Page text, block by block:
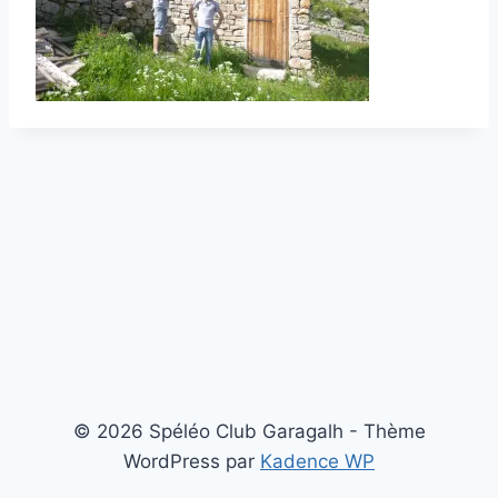
© 2026 Spéléo Club Garagalh - Thème
WordPress par Kadence WP